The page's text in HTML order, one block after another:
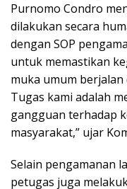
Purnomo Condro
dilakukan secara
dengan SOP
untuk memastikan
muka umum
Tugas kami adalah
gangguan terhadap
masyarakat,” ujar
Selain pengamanan
petugas juga